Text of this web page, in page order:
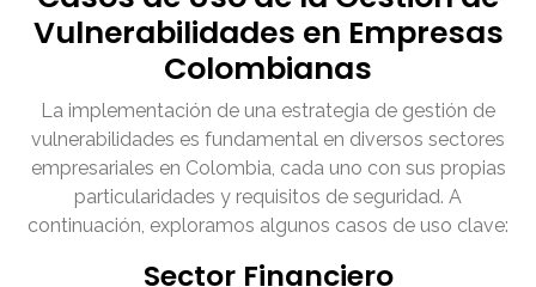
Vulnerabilidades en Empresas
Colombianas
La implementación de una estrategia de gestión de
vulnerabilidades es fundamental en diversos sectores
empresariales en Colombia, cada uno con sus propias
particularidades y requisitos de seguridad. A
continuación, exploramos algunos casos de uso clave:
Sector Financiero